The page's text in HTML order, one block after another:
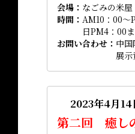
会場
なごみの米
時間
AM10：00～
日PM4：00
お問い合わせ
中
展
2023年4月
第二回 癒し